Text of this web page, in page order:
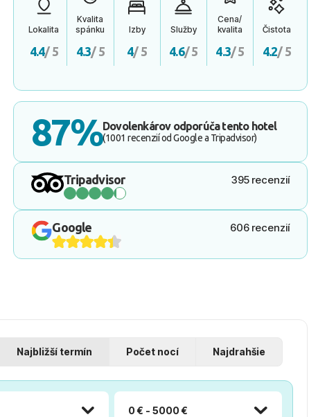
Lokalita
4.4/ 5
Kvalita
spánku
4.3/ 5
Izby
4/ 5
Služby
4.6/ 5
Cena/
kvalita
4.3/ 5
Čistota
4.2/ 5
87%Dovolenkárov odporúča tento hotel
(1001 recenzií od Google a Tripadvisor)
Tripadvisor 395 recenzií
Google 606 recenzií
Najbližší termín Počet nocí Najdrahšie
0 € - 5000 €